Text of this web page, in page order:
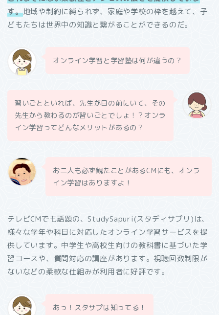
す。地域や制約に縛られず、家庭や学校の枠を越えて、子
どもたちは世界中の知識と繋がることができるのだ。
オンライン学習と学習塾は何が違うの？
習いごとといれば、先生が目の前にいて、その
先生から教わるのが習いごとでしょ！？オンラ
イン学習ってどんなメリットがあるの？
お二人も必ず観たことがあるCMにも、オンラ
イン学習はありますよ！
テレビCMでも話題の、StudySapuri(スタディサプリ)は、
様々な学年や科目に対応したオンライン学習サービスを提
供しています。中学生や高校生向けの教科書に基づいた学
習コースや、質問対応の講座があります。視聴回数制限が
ないなどの柔軟な仕組みが利用者に好評です。
あっ！スタサプは知ってる！